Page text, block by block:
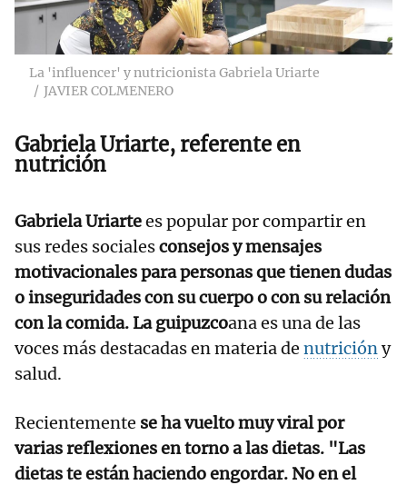
La 'influencer' y nutricionista Gabriela Uriarte
JAVIER COLMENERO
Gabriela Uriarte, referente en
nutrición
Gabriela Uriartees popular por compartir en
sus redes socialesconsejos y mensajes
motivacionales para personas que tienen dudas
o inseguridades con su cuerpo o con su relación
con la comida. La guipuzcoana es una de las
voces más destacadas en materia de nutricióny
salud.
Recientemente se ha vuelto muy viral por
varias reflexiones en torno a las dietas. "Las
dietas te están haciendo engordar. No en el